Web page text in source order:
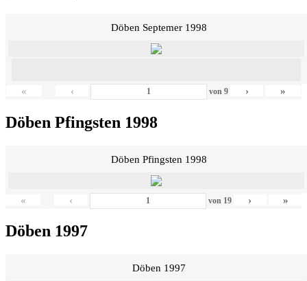
Döben Septemer 1998
« ‹ von9 › »
Döben Pfingsten 1998
Döben Pfingsten 1998
« ‹ von 19 › »
Döben 1997
Döben 1997